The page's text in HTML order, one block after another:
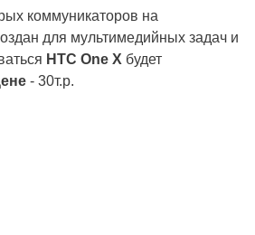
коммуникаторов на
для мультимедийных задач и
HTC One X будет
- 30т.р.